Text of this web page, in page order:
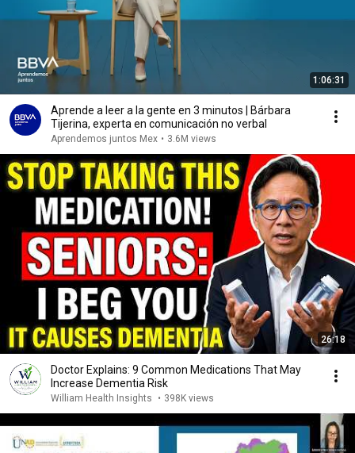
1:06:31
Aprende a leer a la gente en 3 minutos | Bárbara
Tijerina, experta en comunicación no verbal
Aprendemos juntos Mex • 3.6M views
26:18
Doctor Explains: 9 Common Medications That May
Increase Dementia Risk
William Health Insights • 398K views